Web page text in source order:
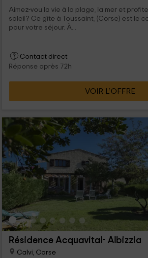
Aimez-vou la vie à la plage, la mer et
soleil? Ce gîte à Toussaint, (Corse) est le
pour votre séjour. À...
Contact direct
Réponse après 72h
VOIR L’OFFRE
Résidence Acquavital- Albizzia
Calvi, Corse